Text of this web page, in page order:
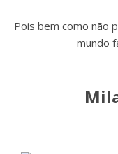
Pois bem como não
mundo